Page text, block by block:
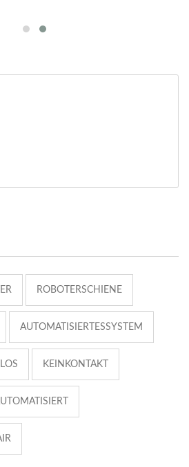
ROBOTERSCHIENE
AUTOMATISIERTESSYSTEM
KEINKONTAKT